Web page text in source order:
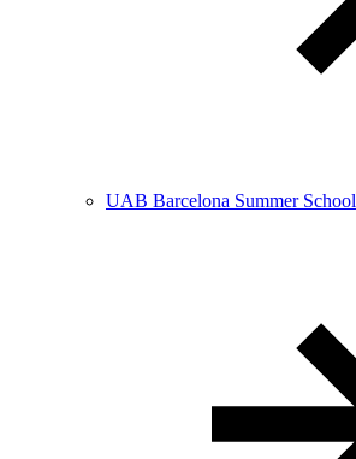
UAB Barcelona Summer School